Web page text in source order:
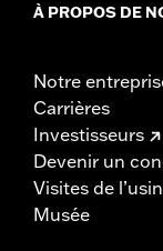
À PROPOS DE
Notre
Carrières
Investisseurs
Devenir un
Visites de
Musée